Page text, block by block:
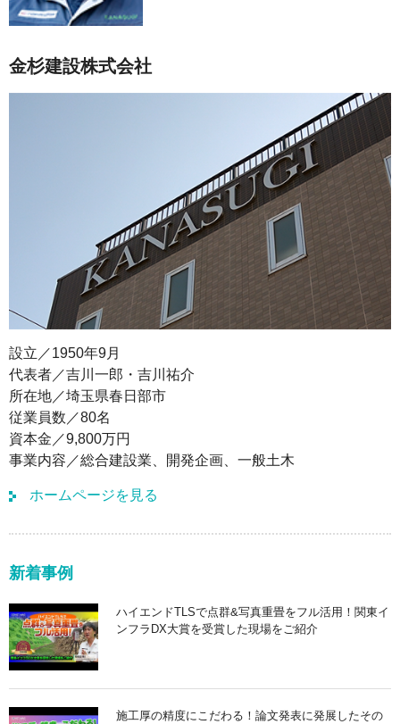
金杉建設株式会社
設立／1950年9月
代表者／吉川一郎・吉川祐介
所在地／埼玉県春日部市
従業員数／80名
資本金／9,800万円
事業内容／総合建設業、開発企画、一般土木
ホームページを見る
新着事例
ハイエンドTLSで点群&写真重畳をフル活用！関東イ
ンフラDX大賞を受賞した現場をご紹介
施工厚の精度にこだわる！論文発表に発展したその